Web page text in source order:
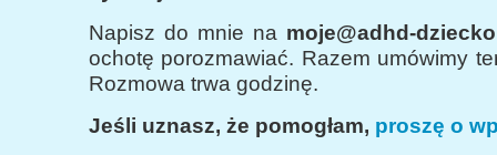
Napisz do mnie na moje@adhd-
ochotę porozmawiać. Razem umówimy
Rozmowa trwa godzinę.
Jeśli uznasz, że pomogłam, proszę o